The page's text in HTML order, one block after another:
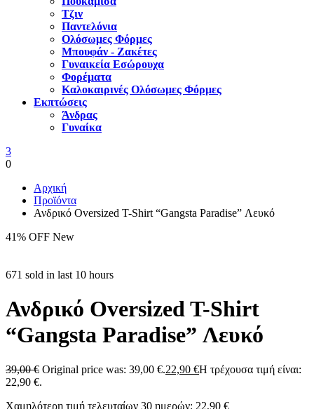
Τζιν
Παντελόνια
Ολόσωμες Φόρμες
Μπουφάν - Ζακέτες
Γυναικεία Εσώρουχα
Φορέματα
Καλοκαιρινές Ολόσωμες Φόρμες
Εκπτώσεις
Άνδρας
Γυναίκα
3
0
Αρχική
Προϊόντα
Ανδρικό Oversized T-Shirt “Gangsta Paradise” Λευκό
41% OFF New
671 sold in last 10 hours
Ανδρικό Oversized T-Shirt
“Gangsta Paradise” Λευκό
39,00€ Original price was: 39,00 €.22,90 €Η τρέχουσα τιμή είναι:
22,90 €.
Χαμηλότερη τιμή τελευταίων 30 ημερών: 22,90 €